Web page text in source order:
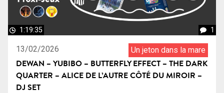
1:19:35 1
13/02/2026 Un jeton dans la mare
DEWAN – YUBIBO – BUTTERFLY EFFECT – THE DARK
QUARTER – ALICE DE L’AUTRE CÔTÉ DU MIROIR –
DJ SET